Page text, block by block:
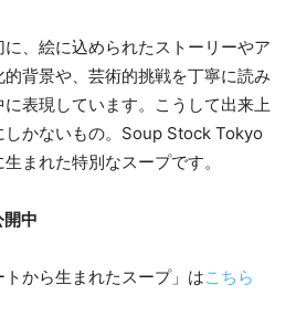
、絵に込められたストーリーやア
背景や、芸術的挑戦を丁寧に読み
表現しています。こうして出来上
しかないもの。Soup Stock Tokyo
まれた特別なスープです。
中
から生まれたスープ」はこちら